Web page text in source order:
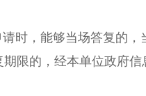
，能够当场答复的，
限的，经本单位政府